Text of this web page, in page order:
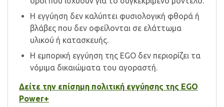
Η εγγύηση δεν καλύπτει φυσιολογική φθορά ή
βλάβες που δεν οφείλονται σε ελάττωμα
υλικού ή κατασκευής.
Η εμπορική εγγύηση της EGO δεν περιορίζει τα
νόμιμα δικαιώματα του αγοραστή.
Δείτε την επίσημη πολιτική εγγύησης της EGO
Power+